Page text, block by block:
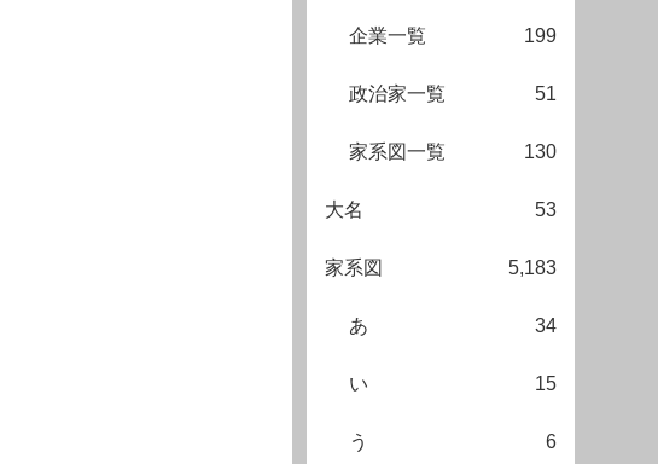
企業一覧 199
政治家一覧 51
家系図一覧 130
大名 53
家系図 5,183
あ 34
い 15
う 6